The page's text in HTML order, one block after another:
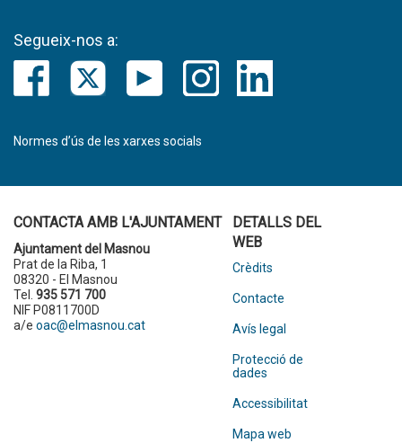
Segueix-nos a:
Normes d’ús de les xarxes socials
CONTACTA AMB L'AJUNTAMENT
Ajuntament del Masnou
Prat de la Riba, 1
08320 - El Masnou
Tel. 935 571 700
NIF P0811700D
a/e oac@elmasnou.cat
DETALLS DEL
WEB
Crèdits
Contacte
Avís legal
Protecció de
dades
Accessibilitat
Mapa web